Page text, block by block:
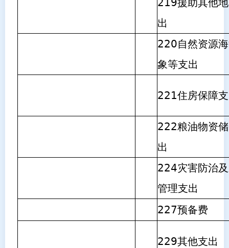
219援助其他
出
220自然资源
象等支出
221住房保障
222粮油物资
出
224灾害防治
管理支出
227预备费
229其他支出